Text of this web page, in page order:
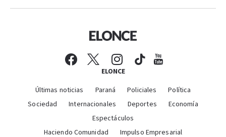
ELONCE
Últimas noticias Paraná Policiales
Política
Sociedad
Internacionales Deportes
Economía
Espectáculos
Haciendo Comunidad
Impulso Empresarial